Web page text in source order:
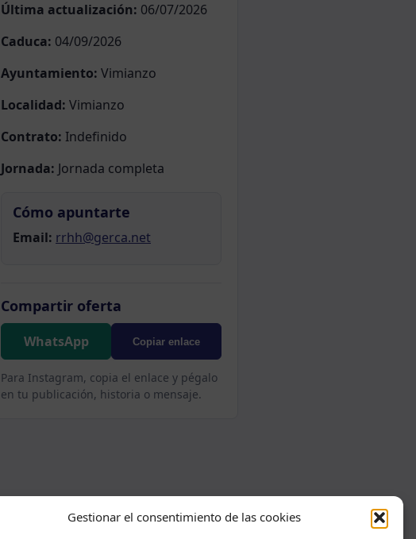
Gestionar el consentimiento de las cookies
Última actualización: 06/07/2026
Caduca: 04/09/2026
Ayuntamiento: Vimianzo
Localidad: Vimianzo
Contrato: Indefinido
Jornada: Jornada completa
Cómo apuntarte
Email: rrhh@gerca.net
Compartir oferta
WhatsApp Copiar enlace
Para Instagram, copia el enlace y pégalo
en tu publicación, historia o mensaje.